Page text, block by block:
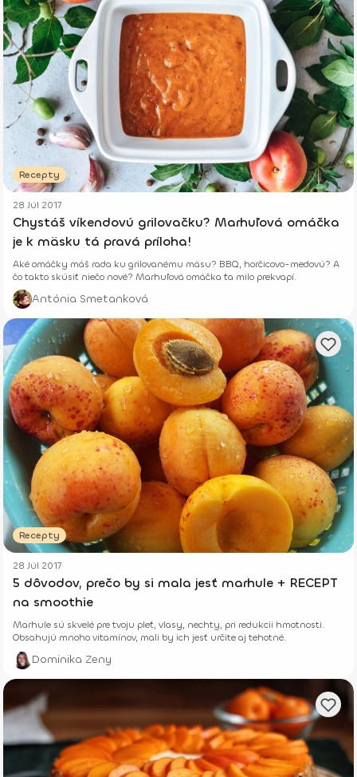
Recepty
28 Júl 2017
Chystáš víkendovú grilovačku? Marhuľová omáčka
je k mäsku tá pravá príloha!
Aké omáčky máš rada ku grilovanému mäsu? BBQ, horčicovo-medovú? A
čo takto skúsiť niečo nové? Marhuľová omáčka ťa milo prekvapí.
Antónia Smetanková
Recepty
28 Júl 2017
5 dôvodov, prečo by si mala jesť marhule + RECEPT
na smoothie
Marhule sú skvelé pre tvoju pleť, vlasy, nechty, pri redukcii hmotnosti.
Obsahujú mnoho vitamínov, mali by ich jesť určite aj tehotné.
Dominika Zeny